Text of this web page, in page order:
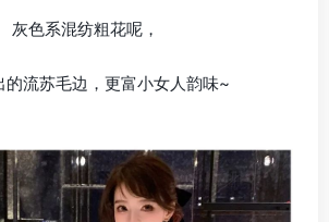
灰色系混纺粗花呢，
的流苏毛边，更富小女人韵味~